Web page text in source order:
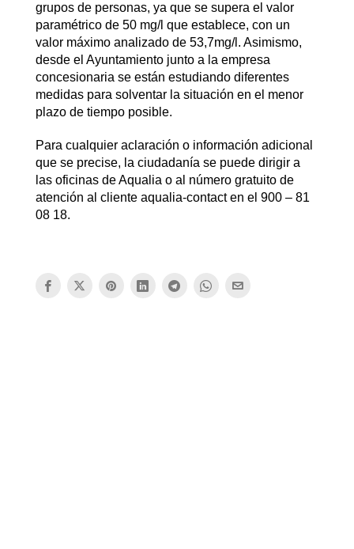
grupos de personas, ya que se supera el valor
paramétrico de 50 mg/l que establece, con un
valor máximo analizado de 53,7mg/l. Asimismo,
desde el Ayuntamiento junto a la empresa
concesionaria se están estudiando diferentes
medidas para solventar la situación en el menor
plazo de tiempo posible.
Para cualquier aclaración o información adicional
que se precise, la ciudadanía se puede dirigir a
las oficinas de Aqualia o al número gratuito de
atención al cliente aqualia-contact en el 900 – 81
08 18.